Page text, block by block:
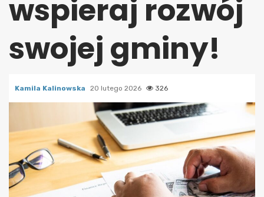
wspieraj rozwój
swojej gminy!
Kamila Kalinowska 20 lutego 2026 326